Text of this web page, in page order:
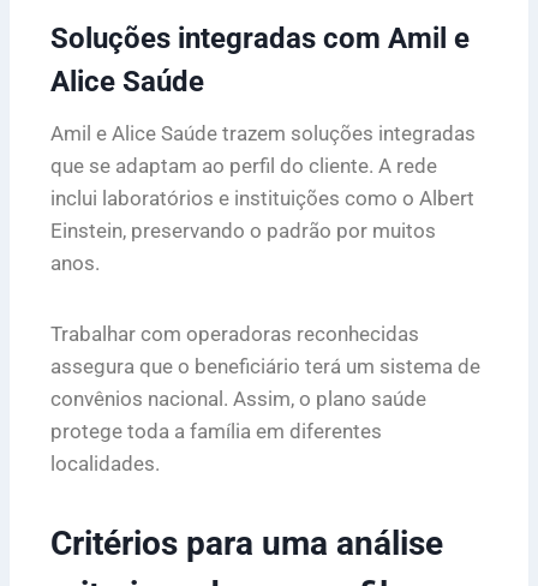
Soluções integradas com Amil e
Alice Saúde
Amil e Alice Saúde trazem soluções integradas
que se adaptam ao perfil do cliente. A rede
inclui laboratórios e instituições como o Albert
Einstein, preservando o padrão por muitos
anos.
Trabalhar com operadoras reconhecidas
assegura que o beneficiário terá um sistema de
convênios nacional. Assim, o plano saúde
protege toda a família em diferentes
localidades.
Critérios para uma análise